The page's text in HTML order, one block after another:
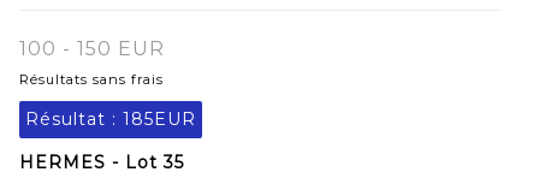
100 - 150 EUR
Résultats sans frais
Résultat : 185EUR
HERMES - Lot 35